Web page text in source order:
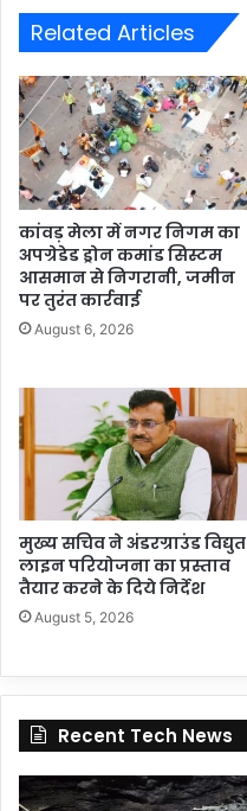
Related Articles
कांवड़ मेला में नगर निगम का
अपग्रेडेड ड्रोन कमांड सिस्टम
आसमान से निगरानी, जमीन
पर तुरंत कार्रवाई
August 6, 2026
मुख्य सचिव ने अंडरग्राउंड विद्युत
लाइन परियोजना का प्रस्ताव
तैयार करने के दिये निर्देश
August 5, 2026
Recent Tech News